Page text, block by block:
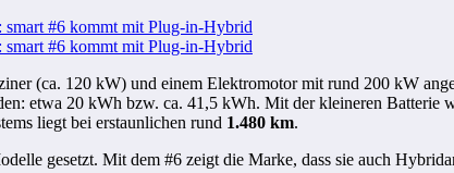
(ca. 120 kW) und einem Elektromotor mit rund 200 kW
etwa 20 kWh bzw. ca. 41,5 kWh. Mit der kleineren Batterie
liegt bei erstaunlichen rund 1.480 km.
gesetzt. Mit dem #6 zeigt die Marke, dass sie auch